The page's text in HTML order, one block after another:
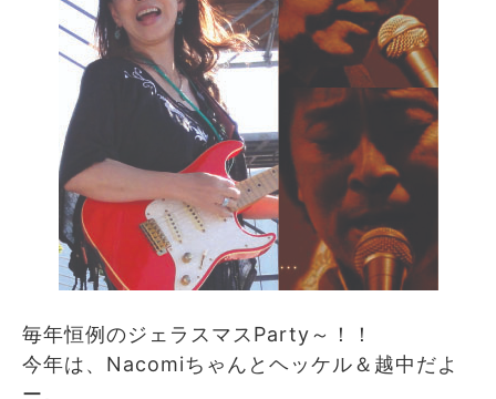
毎年恒例のジェラスマスParty～！！
今年は、Nacomiちゃんとヘッケル＆越中だよ
ー。